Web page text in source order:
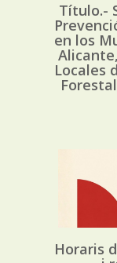
Título.-
en los
Locales
Horaris